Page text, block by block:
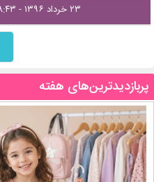
۲۳ خرداد ۱۳۹۶ - ۱۸:۴۳
پربازدیدترین‌های هفته